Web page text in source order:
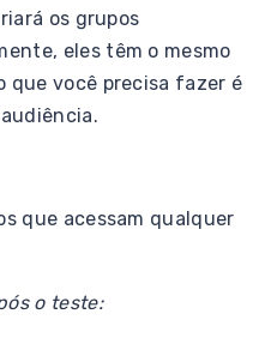
os grupos
eles têm o mesmo
que você precisa fazer é
que acessam qualquer
o teste: